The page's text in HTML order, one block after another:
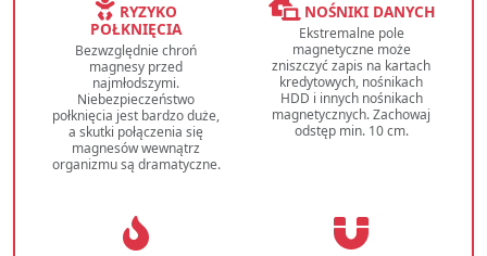
RYZYKO
POŁKNIĘCIA
Bezwzględnie chroń
magnesy przed
najmłodszymi.
Niebezpieczeństwo
połknięcia jest bardzo duże,
a skutki połączenia się
magnesów wewnątrz
organizmu są dramatyczne.
NOŚNIKI DANYCH
Ekstremalne pole
magnetyczne może
zniszczyć zapis na kartach
kredytowych, nośnikach
HDD i innych nośnikach
magnetycznych. Zachowaj
odstęp min. 10 cm.